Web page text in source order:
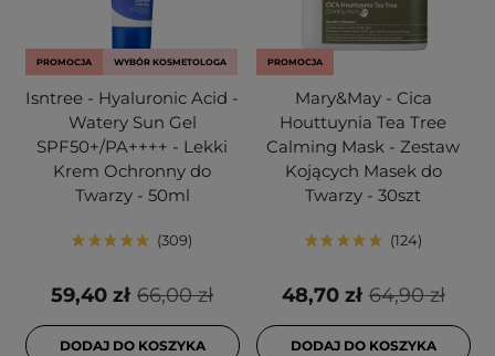
PROMOCJA WYBÓR KOSMETOLOGA
Isntree - Hyaluronic Acid -
Watery Sun Gel
SPF50+/PA++++ - Lekki
Krem Ochronny do
Twarzy - 50ml
309
66,00 zł
59,40 zł
DODAJ DO KOSZYKA
PROMOCJA
Mary&May - Cica
Houttuynia Tea Tree
Calming Mask - Zestaw
Kojących Masek do
Twarzy - 30szt
124
64,90 zł
48,70 zł
DODAJ DO KOSZYKA